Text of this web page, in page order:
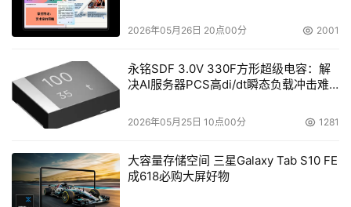
标准4U机架式机箱。
重10公斤。
使用环境
温度：0-40℃
湿度：10-90%
2026年05月26日 20点00分 2001
永铭SDF 3.0V 330F方形超级电容：解
决AI服务器PCS高di/dt瞬态负载冲击难
2026年05月25日 10点00分 1281
大容量存储空间 三星Galaxy Tab S10 FE
成618必购大屏好物